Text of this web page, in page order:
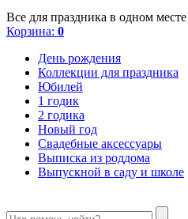
Все для праздника в одном месте
Корзина: 0
День рождения
Коллекции для праздника
Юбилей
1 годик
2 годика
Новый год
Свадебные аксессуары
Выписка из роддома
Выпускной в саду и школе